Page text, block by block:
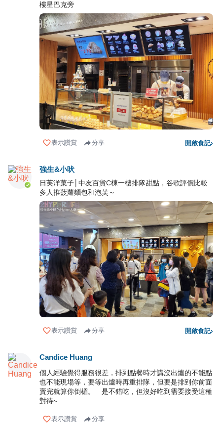
樓星巴克旁
表示讚賞 分享 開啟食記›
強生&小吠
日芙洋菓子│中友百貨C棟一樓排隊甜點，谷歌評價比較
多人推菠蘿麵包和泡芙～
表示讚賞 分享 開啟食記›
Candice Huang
個人經驗覺得服務很差，排到點餐時才講沒出爐的不能點
也不能現場等，要等出爐時再重排隊，但要是排到你前面
賣完就算你倒楣。 是不錯吃，但沒好吃到需要接受這種
對待~
表示讚賞 分享